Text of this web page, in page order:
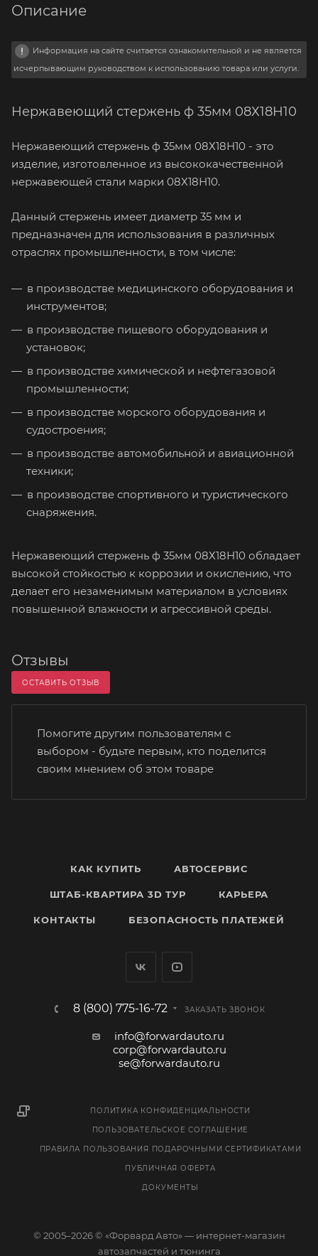
Описание
Информация на сайте считается ознакомительной и не является
исчерпывающим руководством к использованию товара или услуги.
Нержавеющий стержень ф 35мм 08Х18Н10
Нержавеющий стержень ф 35мм 08Х18Н10 - это
изделие, изготовленное из высококачественной
нержавеющей стали марки 08Х18Н10.
Данный стержень имеет диаметр 35 мм и
предназначен для использования в различных
отраслях промышленности, в том числе:
в производстве медицинского оборудования и
инструментов;
в производстве пищевого оборудования и
установок;
в производстве химической и нефтегазовой
промышленности;
в производстве морского оборудования и
судостроения;
в производстве автомобильной и авиационной
техники;
в производстве спортивного и туристического
снаряжения.
Нержавеющий стержень ф 35мм 08Х18Н10 обладает
высокой стойкостью к коррозии и окислению, что
делает его незаменимым материалом в условиях
повышенной влажности и агрессивной среды.
Отзывы
ОСТАВИТЬ ОТЗЫВ
Помогите другим пользователям с
выбором - будьте первым, кто поделится
своим мнением об этом товаре
КАК КУПИТЬ АВТОСЕРВИС
ШТАБ-КВАРТИРА 3D ТУР КАРЬЕРА
КОНТАКТЫ БЕЗОПАСНОСТЬ ПЛАТЕЖЕЙ
8 (800) 775-16-72 ЗАКАЗАТЬ ЗВОНОК
info@forwardauto.ru
corp@forwardauto.ru
se@forwardauto.ru
ПОЛИТИКА КОНФИДЕНЦИАЛЬНОСТИ
ПОЛЬЗОВАТЕЛЬСКОЕ СОГЛАШЕНИЕ
ПРАВИЛА ПОЛЬЗОВАНИЯ ПОДАРОЧНЫМИ СЕРТИФИКАТАМИ
ПУБЛИЧНАЯ ОФЕРТА
ДОКУМЕНТЫ
© 2005–2026 © «Форвард Авто» — интернет-магазин
автозапчастей и тюнинга